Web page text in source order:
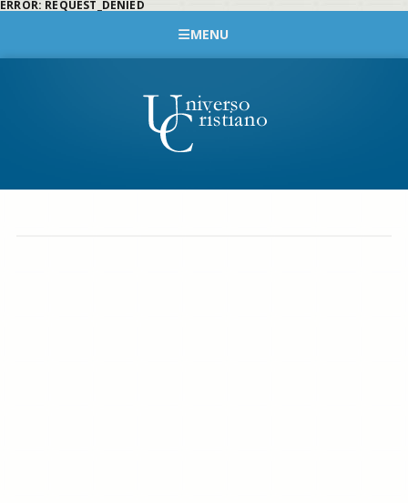
ERROR: REQUEST_DENIED
MENU